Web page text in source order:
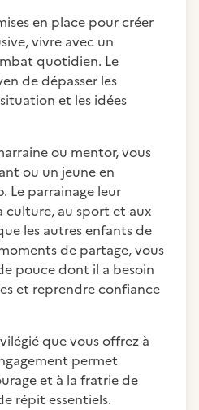
en place pour créer
vivre avec un
quotidien. Le
de dépasser les
et les idées
ou mentor, vous
ou un jeune en
Le parrainage leur
culture, au sport et aux
les autres enfants de
de partage, vous
pouce dont il a besoin
et reprendre confiance
que vous offrez à
permet
et à la fratrie de
répit essentiels.